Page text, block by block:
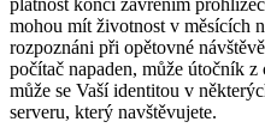
mohou mít životnost v měsících
rozpoznáni při opětovné
počítač napaden, může útočník z
může se Vaší identitou v
serveru, který navštěvujete.